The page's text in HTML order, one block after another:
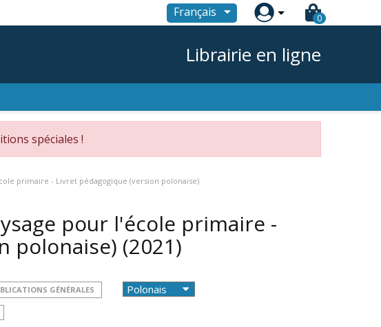
Français  0
Librairie en ligne
spéciales !
primaire - Livret pédagogique (version polonaise)
pour l'école primaire -
polonaise) (2021)
GÉNÉRALES